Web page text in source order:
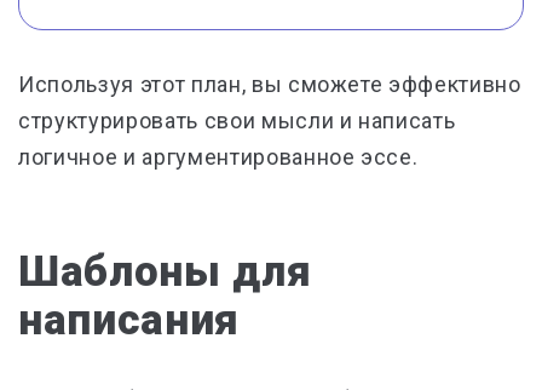
Используя этот план, вы сможете эффективно
структурировать свои мысли и написать
логичное и аргументированное эссе.
Шаблоны для
написания